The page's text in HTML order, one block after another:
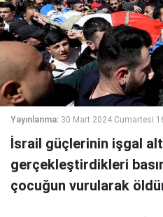
Yayınlanma: 30 Mart 2024 Cumartesi
İsrail güçlerinin işgal
gerçekleştirdikleri
çocuğun vurularak